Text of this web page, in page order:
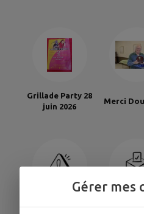
Grillade Party 28
juin 2026
Merci
Gérer mes